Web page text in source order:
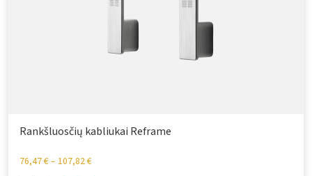
Rankšluosčių kabliukai Reframe
76,47€– 107,82€